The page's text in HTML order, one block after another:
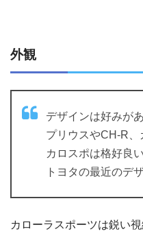
外観
デザインは好みが
プリウスやCH-R
カロスポは格好良
トヨタの最近のデ
カローラスポーツは鋭い